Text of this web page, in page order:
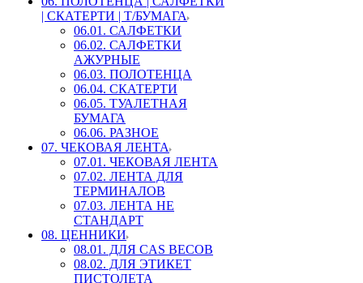
| СКАТЕРТИ | Т/БУМАГА
06.01. САЛФЕТКИ
06.02. САЛФЕТКИ
АЖУРНЫЕ
06.03. ПОЛОТЕНЦА
06.04. СКАТЕРТИ
06.05. ТУАЛЕТНАЯ
БУМАГА
06.06. РАЗНОЕ
07. ЧЕКОВАЯ ЛЕНТА
07.01. ЧЕКОВАЯ ЛЕНТА
07.02. ЛЕНТА ДЛЯ
ТЕРМИНАЛОВ
07.03. ЛЕНТА НЕ
СТАНДАРТ
08. ЦЕННИКИ
08.01. ДЛЯ CAS ВЕСОВ
08.02. ДЛЯ ЭТИКЕТ
ПИСТОЛЕТА